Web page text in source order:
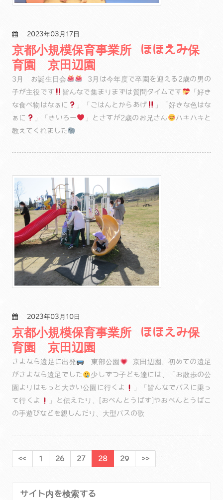
2023年03月17日
京都小規模保育事業所 ほほえみ保
育園 京田辺園
3月 お誕生日会
3月は今年度で卒園を迎える2歳の男の
子が主役です
皆んなで集まりまずは質問タイムです
「好き
な食べ物はなぁに
」「ごはんとからあげ
」「好きな色はな
ぁに
」「きいろー 」とさすが2歳のお兄さん
ハキハキと
教えてくれました
2023年03月10日
京都小規模保育事業所 ほほえみ保
育園 京田辺園
さよなら遠足に出発 東部公園
京田辺園、初めての遠足
がさよなら遠足でした
少しずつ子ども達には、「お散歩の公
園よりはもっと大きい公園に行くよ
」「皆んなでバスに乗っ
て行くよ
」と伝えたり、[おべんとうばす]やおべんとうばこ
の手遊びなどを親しんだり、大型バスの歌
<< 1 …
26 27 28 29 >>
サイト内を検索する